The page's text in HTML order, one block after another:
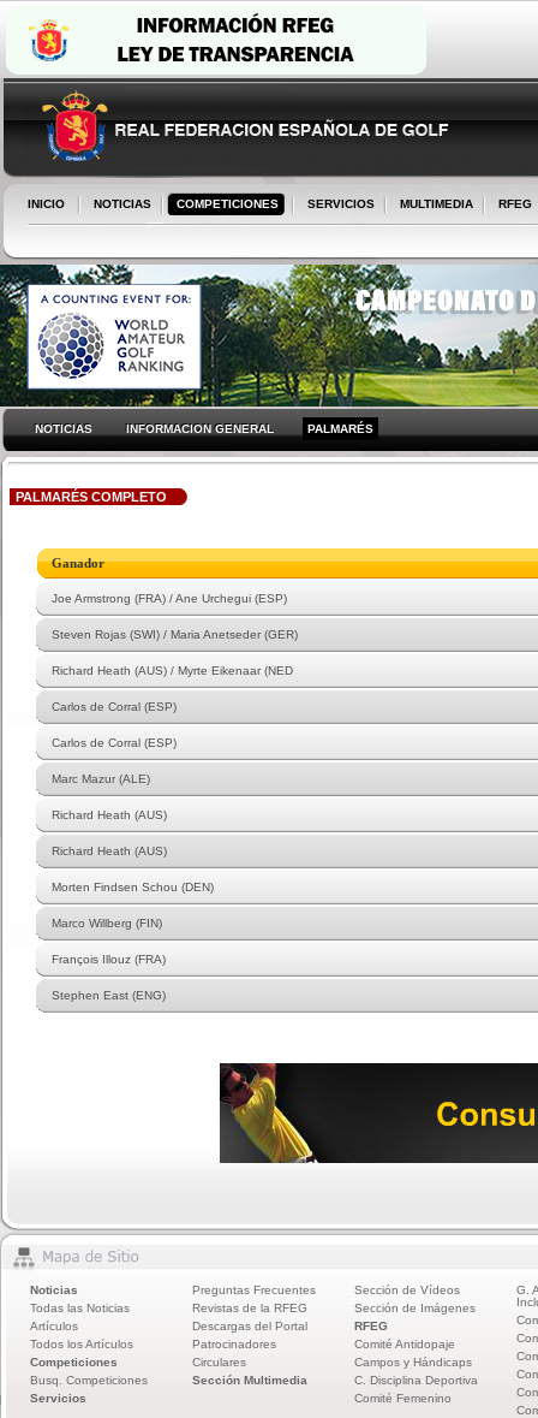
INICIO NOTICIAS COMPETICIONES SERVICIOS MULTIMEDIA RFEG
NOTICIAS INFORMACION GENERAL PALMARÉS
PALMARÉS COMPLETO
Ganador
Joe Armstrong (FRA) / Ane Urchegui (ESP)
Steven Rojas (SWI) / Maria Anetseder (GER)
Richard Heath (AUS) / Myrte Eikenaar (NED
Carlos de Corral (ESP)
Carlos de Corral (ESP)
Marc Mazur (ALE)
Richard Heath (AUS)
Richard Heath (AUS)
Morten Findsen Schou (DEN)
Marco Willberg (FIN)
François Illouz (FRA)
Stephen East (ENG)
Noticias
Todas las Noticias
Artículos
Todos los Artículos
Competiciones
Busq. Competiciones
Servicios
Preguntas Frecuentes
Revistas de la RFEG
Descargas del Portal
Patrocinadores
Circulares
Sección Multimedia
Sección de Vídeos
Sección de Imágenes
RFEG
Comité Antidopaje
Campos y Hándicaps
C. Disciplina Deportiva
Comité Femenino
G.